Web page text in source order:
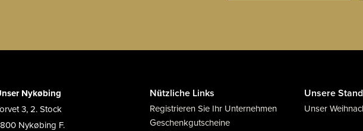
Nykøbing
3, 2. Stock
Nykøbing F.
Nützliche Links
Registrieren Sie Ihr Unternehmen
Geschenkgutscheine
Unsere
Unser